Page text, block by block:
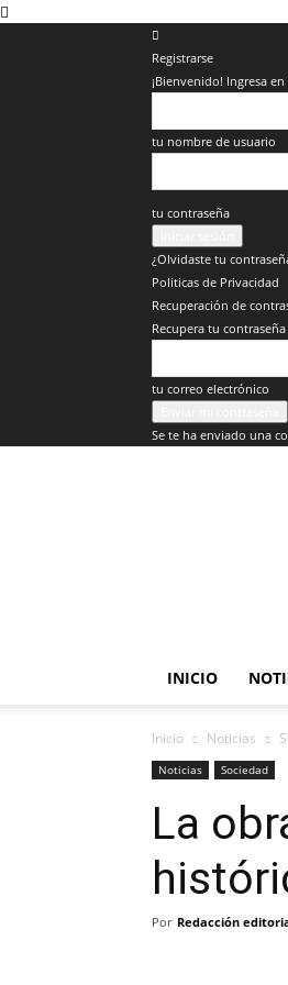
Registrarse
¡Bienvenido! Ingresa
tu nombre de usuario
tu contraseña
¿Olvidaste tu
Politicas de Privacidad
Recuperación de
Recupera tu contraseña
tu correo electrónico
Se te ha enviado una
INICIO
Inicio Noticias
Noticias Sociedad
La
Por Redacción